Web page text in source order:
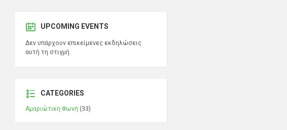
UPCOMING EVENTS
Δεν υπάρχουν επικείμενες εκδηλώσεις
αυτή τη στιγμή.
CATEGORIES
Αμαριώτικη Φωνή (33)